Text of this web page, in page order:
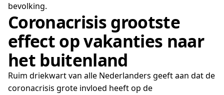
bevolking.
Coronacrisis grootste
effect op vakanties naar
het buitenland
Ruim driekwart van alle Nederlanders geeft aan dat de
coronacrisis grote invloed heeft op de